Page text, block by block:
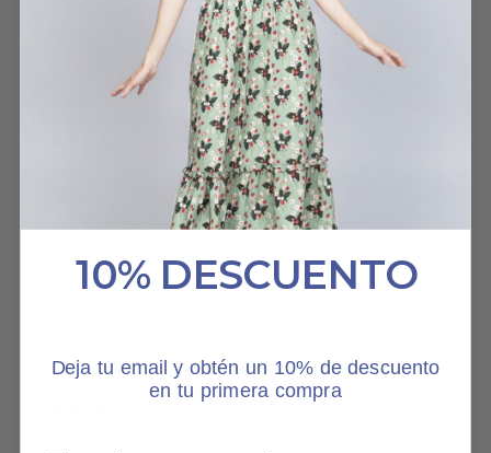
Muy bonito, suave, fino y
cómodo. Es verdad que
me chocó un poco que no
es tan claro como
aparece en la foto, es más
color beige.
JERSEY FERN
OLALLA
HABLAN DE NOSOTROS
10% DESCUENTO
Deja tu email y obtén un 10% de descuento
en tu primera compra